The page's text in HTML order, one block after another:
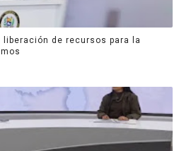
de recursos para la